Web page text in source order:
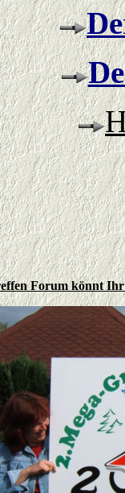
Forum könnt Ihr